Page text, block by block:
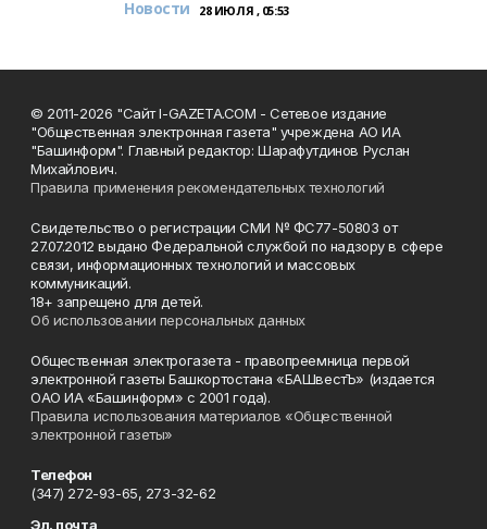
Новости 28 ИЮЛЯ , 05:53
© 2011-2026 "Сайт I-GAZETA.COM - Сетевое издание
"Общественная электронная газета" учреждена АО ИА
"Башинформ". Главный редактор: Шарафутдинов Руслан
Михайлович.
Правила применения рекомендательных технологий
Свидетельство о регистрации СМИ № ФС77-50803 от
27.07.2012 выдано Федеральной службой по надзору в сфере
связи, информационных технологий и массовых
коммуникаций.
18+ запрещено для детей.
Об использовании персональных данных
Общественная электрогазета - правопреемница первой
электронной газеты Башкортостана «БАШвестЪ» (издается
ОАО ИА «Башинформ» с 2001 года).
Правила использования материалов «Общественной
электронной газеты»
Телефон
(347) 272-93-65, 273-32-62
Эл. почта